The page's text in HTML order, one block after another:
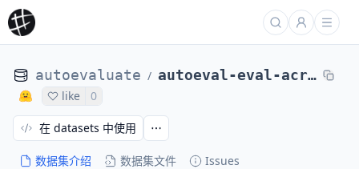
autoevaluate / autoeval-eval-acronym_identification-default-66c824-67126145594
like 0
数据集介绍 数据集文件 Issues
在 datasets 中使用